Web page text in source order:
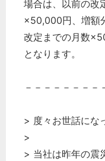
場合は、以前の改
×50,000円、増額
改定までの月数
となります。
－－－－－－－－
> 度々お世話にな
>
> 当社は昨年の震